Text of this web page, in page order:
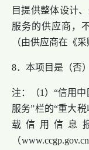
目提供整体设计
服务的供应商，
（由供应商在《
8．本项目是（否
注：（1）“信用中
服务”栏的“重大
载信用信息
（